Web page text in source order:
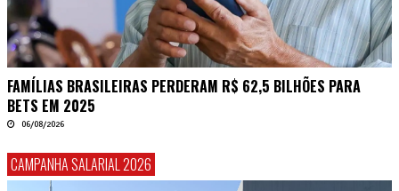
FAMÍLIAS BRASILEIRAS PERDERAM R$ 62,5 BILHÕES PARA
BETS EM 2025
06/08/2026
CAMPANHA SALARIAL 2026